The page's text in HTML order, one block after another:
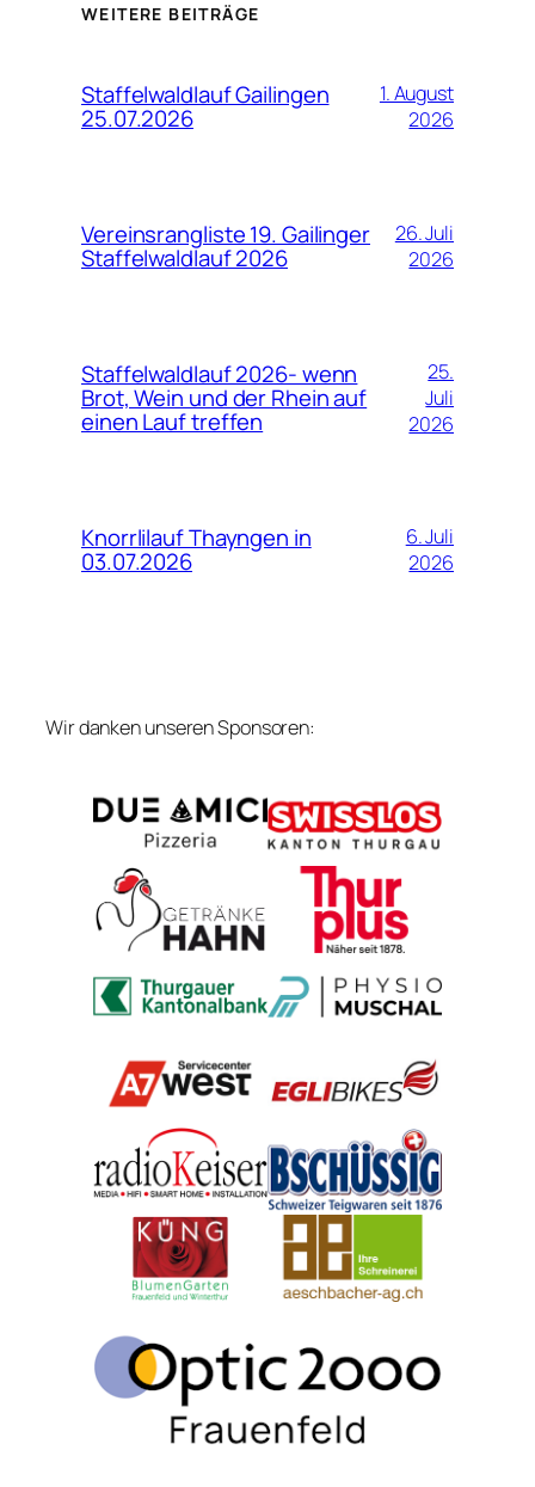
WEITERE BEITRÄGE
Staffelwaldlauf Gailingen
25.07.2026
1. August
2026
Vereinsrangliste 19. Gailinger
Staffelwaldlauf 2026
26. Juli
2026
Staffelwaldlauf 2026- wenn
Brot, Wein und der Rhein auf
einen Lauf treffen
25.
Juli
2026
Knorrlilauf Thayngen in
03.07.2026
6. Juli
2026
Wir danken unseren Sponsoren: